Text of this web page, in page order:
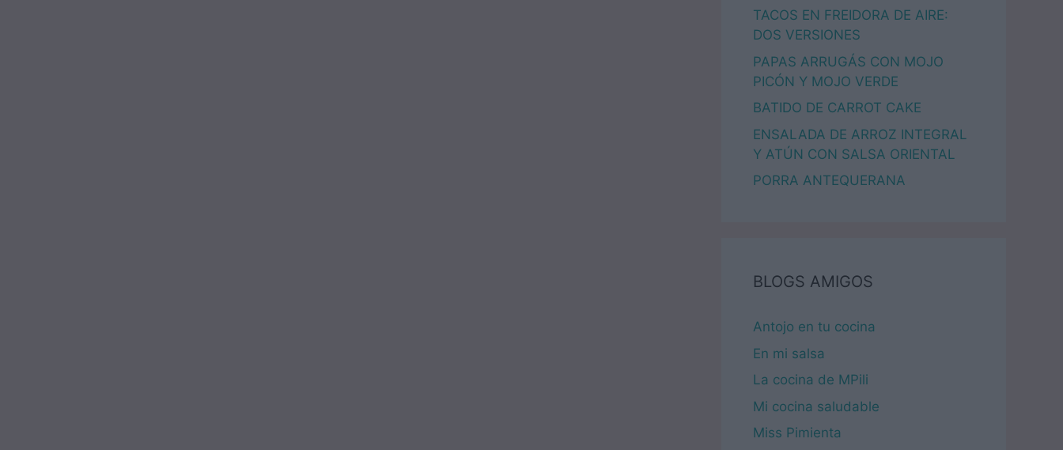
TACOS EN FREIDORA DE AIRE:
DOS VERSIONES
PAPAS ARRUGÁS CON MOJO
PICÓN Y MOJO VERDE
BATIDO DE CARROT CAKE
ENSALADA DE ARROZ INTEGRAL
Y ATÚN CON SALSA ORIENTAL
PORRA ANTEQUERANA
BLOGS AMIGOS
Antojo en tu cocina
En mi salsa
La cocina de MPili
Mi cocina saludable
Miss Pimienta